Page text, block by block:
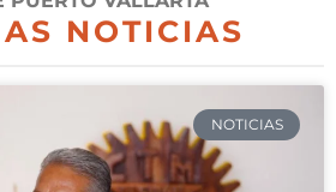
NOTICIAS
NOTICIAS